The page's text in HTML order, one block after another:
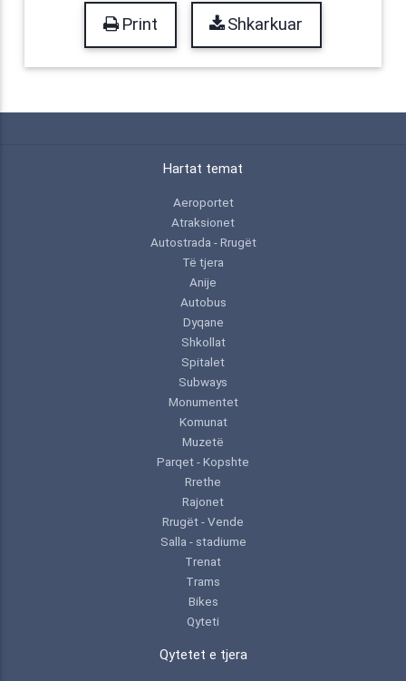
Print Shkarkuar
Hartat temat
Aeroportet
Atraksionet
Autostrada - Rrugët
Të tjera
Anije
Autobus
Dyqane
Shkollat
Spitalet
Subways
Monumentet
Komunat
Muzetë
Parqet - Kopshte
Rrethe
Rajonet
Rrugët - Vende
Salla - stadiume
Trenat
Trams
Bikes
Qyteti
Qytetet e tjera